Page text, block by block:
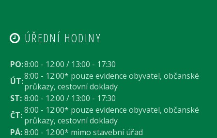
ÚŘEDNÍ HODINY
PO:8:00 - 12:00 / 13:00 - 17:30
ÚT:8:00 - 12:00* pouze evidence obyvatel, občanské
průkazy, cestovní doklady
ST: 8:00 - 12:00 / 13:00 - 17:30
ČT:8:00 - 12:00* pouze evidence obyvatel, občanské
průkazy, cestovní doklady
PÁ:8:00 - 12:00* mimo stavební úřad